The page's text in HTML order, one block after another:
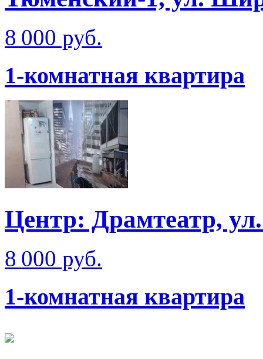
8 000 руб.
1-комнатная квартира
Центр: Драмтеатр,
8 000 руб.
1-комнатная квартира